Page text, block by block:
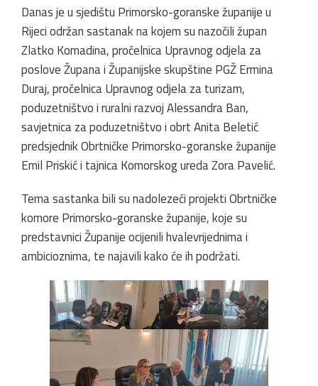
Danas je u sjedištu Primorsko-goranske županije u
Rijeci održan sastanak na kojem su nazočili župan
Zlatko Komadina, pročelnica Upravnog odjela za
poslove Župana i Županijske skupštine PGŽ Ermina
Duraj, pročelnica Upravnog odjela za turizam,
poduzetništvo i ruralni razvoj Alessandra Ban,
savjetnica za poduzetništvo i obrt Anita Beletić
predsjednik Obrtničke Primorsko-goranske županije
Emil Priskić i tajnica Komorskog ureda Zora Pavelić.
Tema sastanka bili su nadolezeći projekti Obrtničke
komore Primorsko-goranske županije, koje su
predstavnici Županije ocijenili hvalevrijednima i
ambicioznima, te najavili kako će ih podržati.